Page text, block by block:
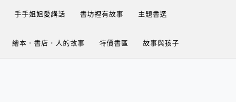
手手姐姐愛講話 書坊裡有故事 主題書選
繪本．書店．人的故事 特價書區 故事與孩子